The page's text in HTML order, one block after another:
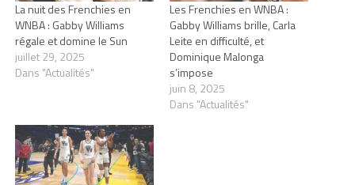
La nuit des Frenchies en
WNBA : Gabby Williams
régale et domine le Sun
juillet 29, 2025
Dans "Actualités"
Les Frenchies en WNBA :
Gabby Williams brille, Carla
Leite en difficulté, et
Dominique Malonga
s’impose
juin 8, 2025
Dans "Actualités"